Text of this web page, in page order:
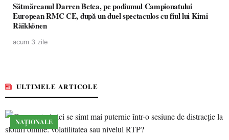
Sătmăreanul Darren Betea, pe podiumul Campionatului
European RMC CE, după un duel spectaculos cu fiul lui Kimi
Räikkönen
acum 3 zile
ULTIMELE ARTICOLE
NAȚIONALE